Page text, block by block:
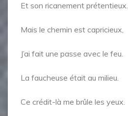
Et son ricanement prétentieux.
Mais le chemin est capricieux,
J’ai fait une passe avec le feu.
La faucheuse était au milieu.
Ce crédit-là me brûle les yeux.